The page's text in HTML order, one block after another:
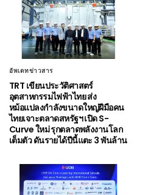
อัพเดทข่าวสาร
TRT เขียนประวัติศาสตร์
อุตสาหกรรมไฟฟ้าไทย ส่ง
หม้อแปลงกำลังขนาดใหญ่ฝีมือคน
ไทยเจาะตลาดสหรัฐฯ เปิด S-
Curve ใหม่ รุกตลาดพลังงานโลก
เต็มตัว ดันรายได้ปีนี้แตะ 3 พันล้าน